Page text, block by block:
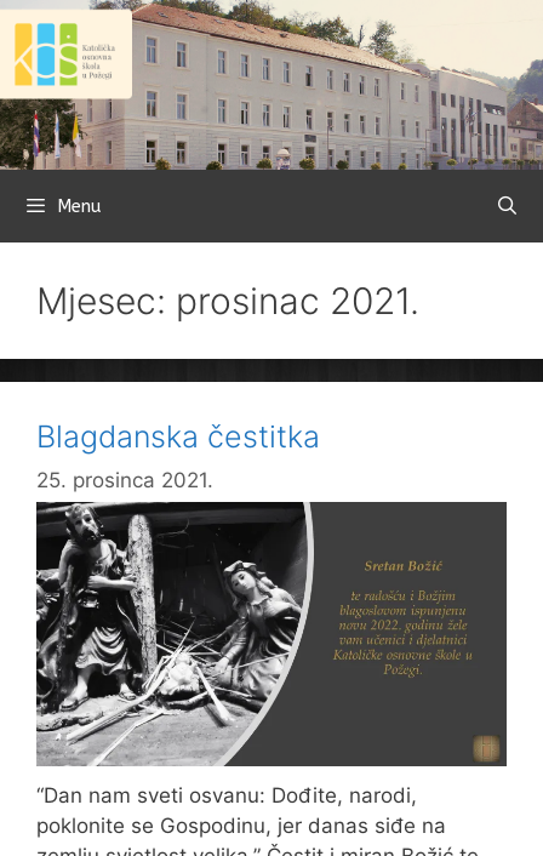
Preskoči
sadržaj
Menu
Mjesec: prosinac 2021.
Blagdanska čestitka
25. prosinca 2021.
“Dan nam sveti osvanu: Dođite, narodi,
poklonite se Gospodinu, jer danas siđe na